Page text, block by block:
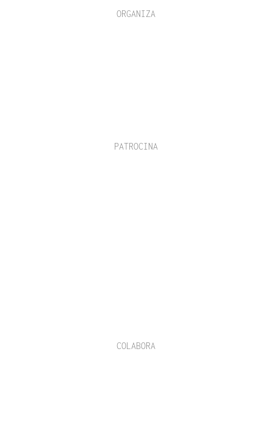
ORGANIZA
PATROCINA
COLABORA